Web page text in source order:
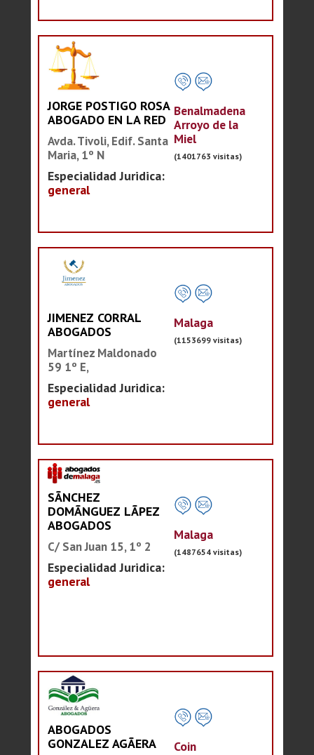
JORGE POSTIGO ROSA
ABOGADO EN LA RED
Avda. Tivoli, Edif. Santa
Maria, 1º N
Especialidad Juridica:
general
Benalmadena
Arroyo de la
Miel
(1401763 visitas)
JIMENEZ CORRAL
ABOGADOS
Martínez Maldonado
59 1º E,
Especialidad Juridica:
general
Malaga
(1153699 visitas)
SÃNCHEZ
DOMÃNGUEZ LÃPEZ
ABOGADOS
C/ San Juan 15, 1º 2
Especialidad Juridica:
general
Malaga
(1487654 visitas)
ABOGADOS
GONZALEZ AGÃERA
Coin